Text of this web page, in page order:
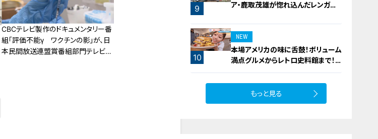
CBCテレビ製作のドキュメンタリー番
組「評価不能γ ワクチンの影」が、日
本民間放送連盟賞番組部門テレビ報
8
9
ア・鹿取茂雄が惚れ込んだレンガの
10
NEW
本場アメリカの味に舌鼓！ボリューム
満点グルメからレトロ史料館まで！
愛知・東海市の感動スポット3選
もっと見る